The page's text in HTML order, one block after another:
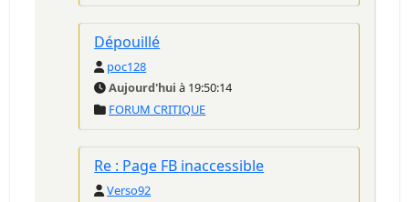
Dépouillé
poc128
Aujourd'hui à 19:50:14
FORUM CRITIQUE
Re : Page FB inaccessible
Verso92